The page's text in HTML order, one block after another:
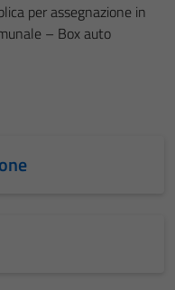
per assegnazione in
– Box auto